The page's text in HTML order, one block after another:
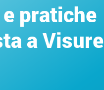
pratiche
a Visure